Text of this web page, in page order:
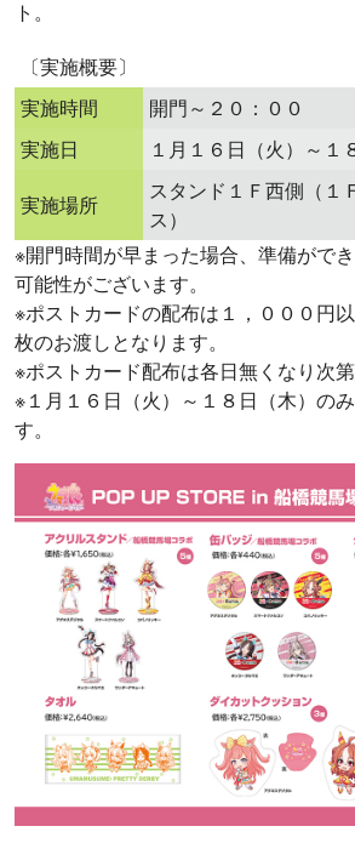
ト。
〔実施概要〕
実施時間
開門～２０：００
実施日
１月１６日（火）～１
実施場所
スタンド１Ｆ西側（１
ス）
※開門時間が早まった場合、準備がで
可能性がございます。
※ポストカードの配布は１，０００円
枚のお渡しとなります。
※ポストカード配布は各日無くなり次第
※１月１６日（火）～１８日（木）の
す。